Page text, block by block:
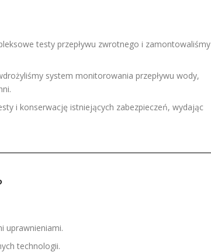
testy przepływu zwrotnego i zamontowaliśmy
system monitorowania przepływu wody,
i konserwację istniejących zabezpieczeń, wydając
uprawnieniami.
technologii.